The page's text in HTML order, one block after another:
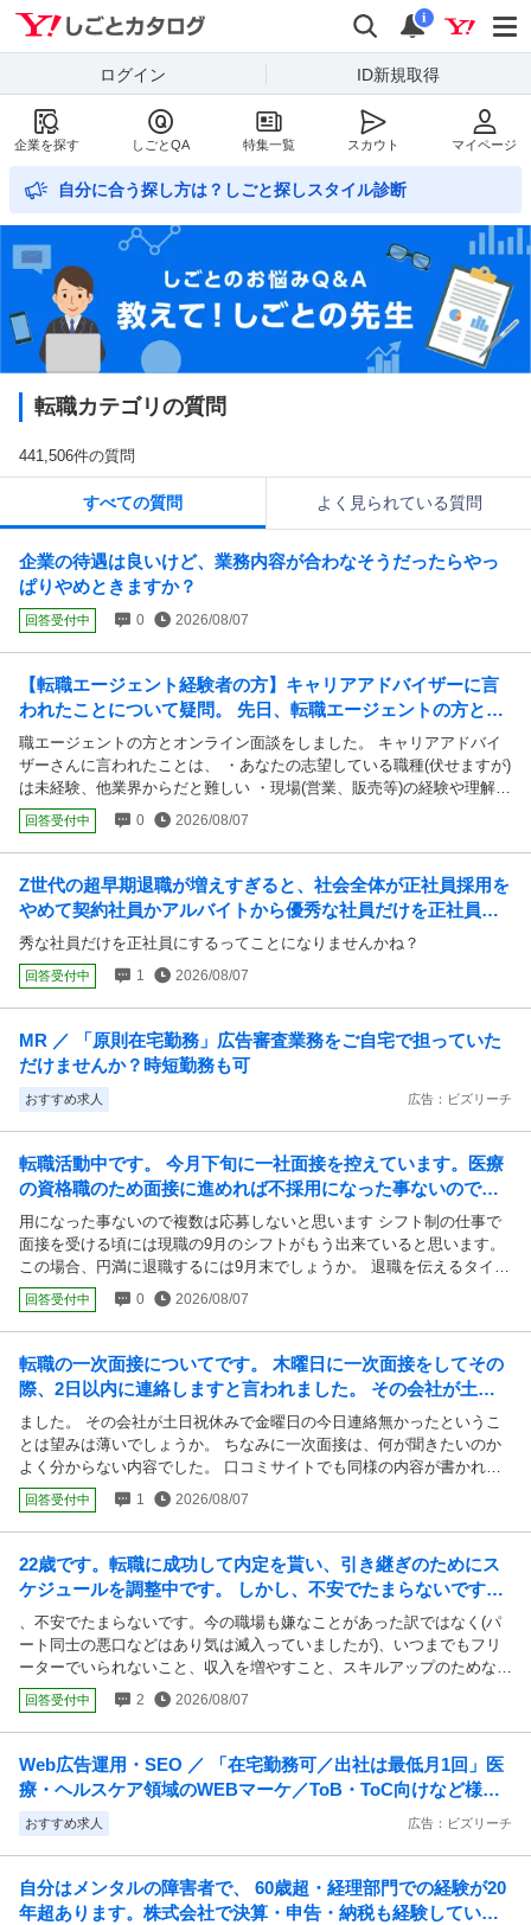
Yahoo!しごとカタログ
検索
通知
i
ログイン ID新規取得
企業を探す しごとQA 特集一覧 スカウト マイページ
自分に合う探し方は？しごと探しスタイル診断
転職カテゴリの質問
441,506件の質問
すべての質問 よく見られている質問
企業の待遇は良いけど、業務内容が合わなそうだったらやっ
ぱりやめときますか？
回答受付中 0 2026/08/07
【転職エージェント経験者の方】キャリアアドバイザーに言
われたことについて疑問。 先日、転職エージェントの方とオ
ンライン面談をしました。 キャリアアドバ...
職エージェントの方とオンライン面談をしました。 キャリアアドバイ
ザーさんに言われたことは、 ・あなたの志望している職種(伏せますが)
は未経験、他業界からだと難しい ・現場(営業、販売等)の経験や理解が
ないとできない ・もっと幅広くみてほしい ・あなたの前職や資格から
できる仕事を薦められた でも、私は絶対的にやりたい仕事とやりたく
ない仕事内容が明確にありました。 言ってることは一理あります。 そ
こで質問です。 みなさんは、もしエージェントさんに言われたことが
希望と違ったときに鵜呑みにしますか？(諦めますか) 面談時、私はリス
クを取ってでも志望した職種の仕事に応募したいという心持ちでいまし
た。初っ端から「難しい」の一言で話題を変えられました。。ただエー
ジェントさんも仕事なので、私の気持ちを汲み取ってくれたり成功確率
の低い求人は勧めてくれないですよね… 面談直後で落胆もあり少し気
持ちが乱れ、粗末な文章で失礼しました。みなさんならどうしますか。
ご意見伺いたいです。
回答受付中 0 2026/08/07
Z世代の超早期退職が増えすぎると、社会全体が正社員採用を
やめて契約社員かアルバイトから優秀な社員だけを正社員に
するってことになりませんかね？
秀な社員だけを正社員にするってことになりませんかね？
回答受付中 1 2026/08/07
MR ／ 「原則在宅勤務」広告審査業務をご自宅で担っていた
だけませんか？時短勤務も可
おすすめ求人 広告：ビズリーチ
転職活動中です。 今月下旬に一社面接を控えています。医療
の資格職のため面接に進めれば不採用になった事ないので複
数は応募しないと思います シフト制の仕事で...
用になった事ないので複数は応募しないと思います シフト制の仕事で
面接を受ける頃には現職の9月のシフトがもう出来ていると思います。
この場合、円満に退職するには9月末でしょうか。 退職を伝えるタイミ
ングは内定が出てからの方が良いですよね？
回答受付中 0 2026/08/07
転職の一次面接についてです。 木曜日に一次面接をしてその
際、2日以内に連絡しますと言われました。 その会社が土日
祝休みで金曜日の今日連絡無かったということ...
ました。 その会社が土日祝休みで金曜日の今日連絡無かったというこ
とは望みは薄いでしょうか。 ちなみに一次面接は、何が聞きたいのか
よく分からない内容でした。 口コミサイトでも同様の内容が書かれて
いました。 二次面接は会社に来て頂き、代表の〇〇と面接になります
とは言われました。
回答受付中 1 2026/08/07
22歳です。転職に成功して内定を貰い、引き継ぎのためにス
ケジュールを調整中です。 しかし、不安でたまらないです。
今の職場も嫌なことがあった訳ではなく(パー...
、不安でたまらないです。今の職場も嫌なことがあった訳ではなく(パ
ート同士の悪口などはあり気は滅入っていましたが)、いつまでもフリ
ーターでいられないこと、収入を増やすこと、スキルアップのためなど
の理由で転職を決意しました。 どなたか応援の言葉ください。初めて
の経験で、緊張してます。
回答受付中 2 2026/08/07
Web広告運用・SEO ／ 「在宅勤務可／出社は最低月1回」医
療・ヘルスケア領域のWEBマーケ／ToB・ToC向けなど様々
な領域に携われる／20代～30代のメンバー活躍中
おすすめ求人 広告：ビズリーチ
自分はメンタルの障害者で、 60歳超・経理部門での経験が20
年超あります。株式会社で決算・申告・納税も経験していま